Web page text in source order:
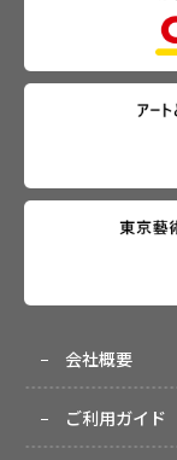
会社概要
ご利用ガイド